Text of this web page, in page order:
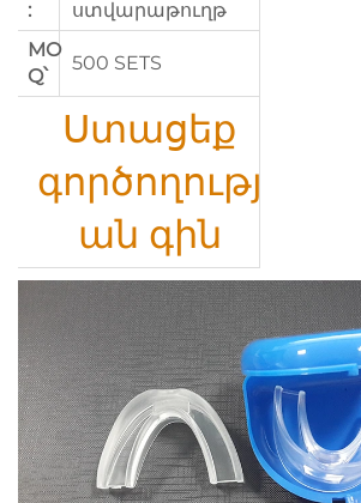
:
ստվարաթուղթ
MO
Q՝
500 SETS
Ստացեք
գործողությ
ան գին